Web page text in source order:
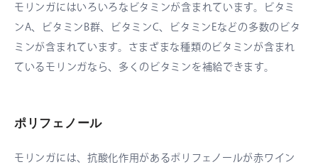
モリンガにはいろいろなビタミンが含まれています。ビタミ
ンA、ビタミンB群、ビタミンC、ビタミンEなどの多数のビタ
ミンが含まれています。さまざまな種類のビタミンが含まれ
ているモリンガなら、多くのビタミンを補給できます。
ポリフェノール
モリンガには、抗酸化作用があるポリフェノールが赤ワイン